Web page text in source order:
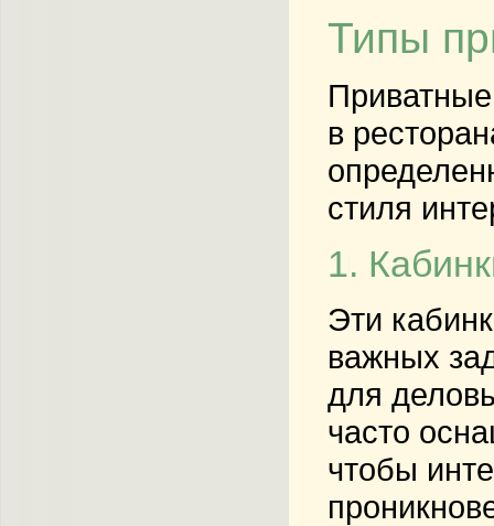
Типы
в
стиля
1.
Эти
важных
для
часто
чтобы